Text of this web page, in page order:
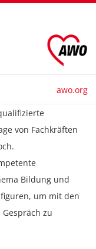
awo.org
von Fachkräften
Bildung und
um mit den
zu